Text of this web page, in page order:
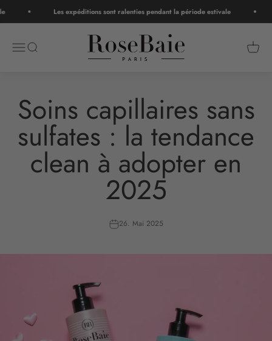
Zum Inhalt springenLes expéditions sont ralenties pendant la période estivale
Navigationsmenü öffnen
Suche öffnen
RoseBaie Paris
Soins capillaires sans
sulfates : la tendance
clean à adopter en
2025
26. Mai 2025